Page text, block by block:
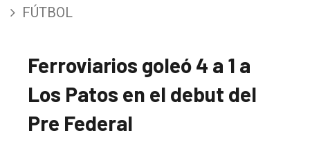
FÚTBOL
Ferroviarios goleó 4 a 1 a
Los Patos en el debut del
Pre Federal